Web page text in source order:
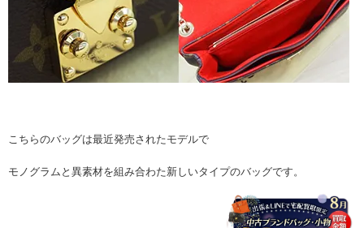
こちらのバッグは最近発売されたモデルで
モノグラムと異素材を組み合わた新しいタイプのバッグです。